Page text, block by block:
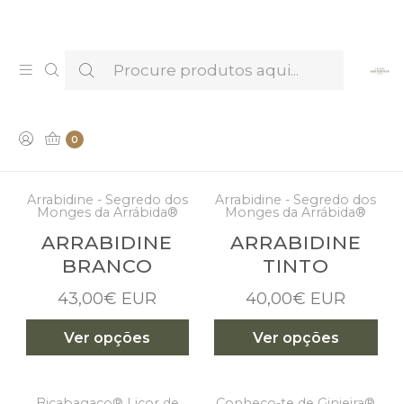
0
Arrabidine - Segredo dos
Monges da Arrábida®
ARRABIDINE
BRANCO
43,00€ EUR
Ver opções
Arrabidine - Segredo dos
Monges da Arrábida®
ARRABIDINE
TINTO
40,00€ EUR
Ver opções